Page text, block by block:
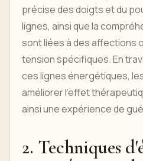
précise des doigts et du
lignes, ainsi que la
sont liées à des affections
tension spécifiques. En
ces lignes énergétiques,
améliorer l’effet
ainsi une expérience de
2. Techniques